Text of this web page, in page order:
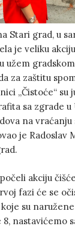
Stari grad, u
je veliku
užem
za zaštitu
„Čistoće“ su
sa zgrade
na
je Radoslav
akciju
fazi će se
su
nastavićemo